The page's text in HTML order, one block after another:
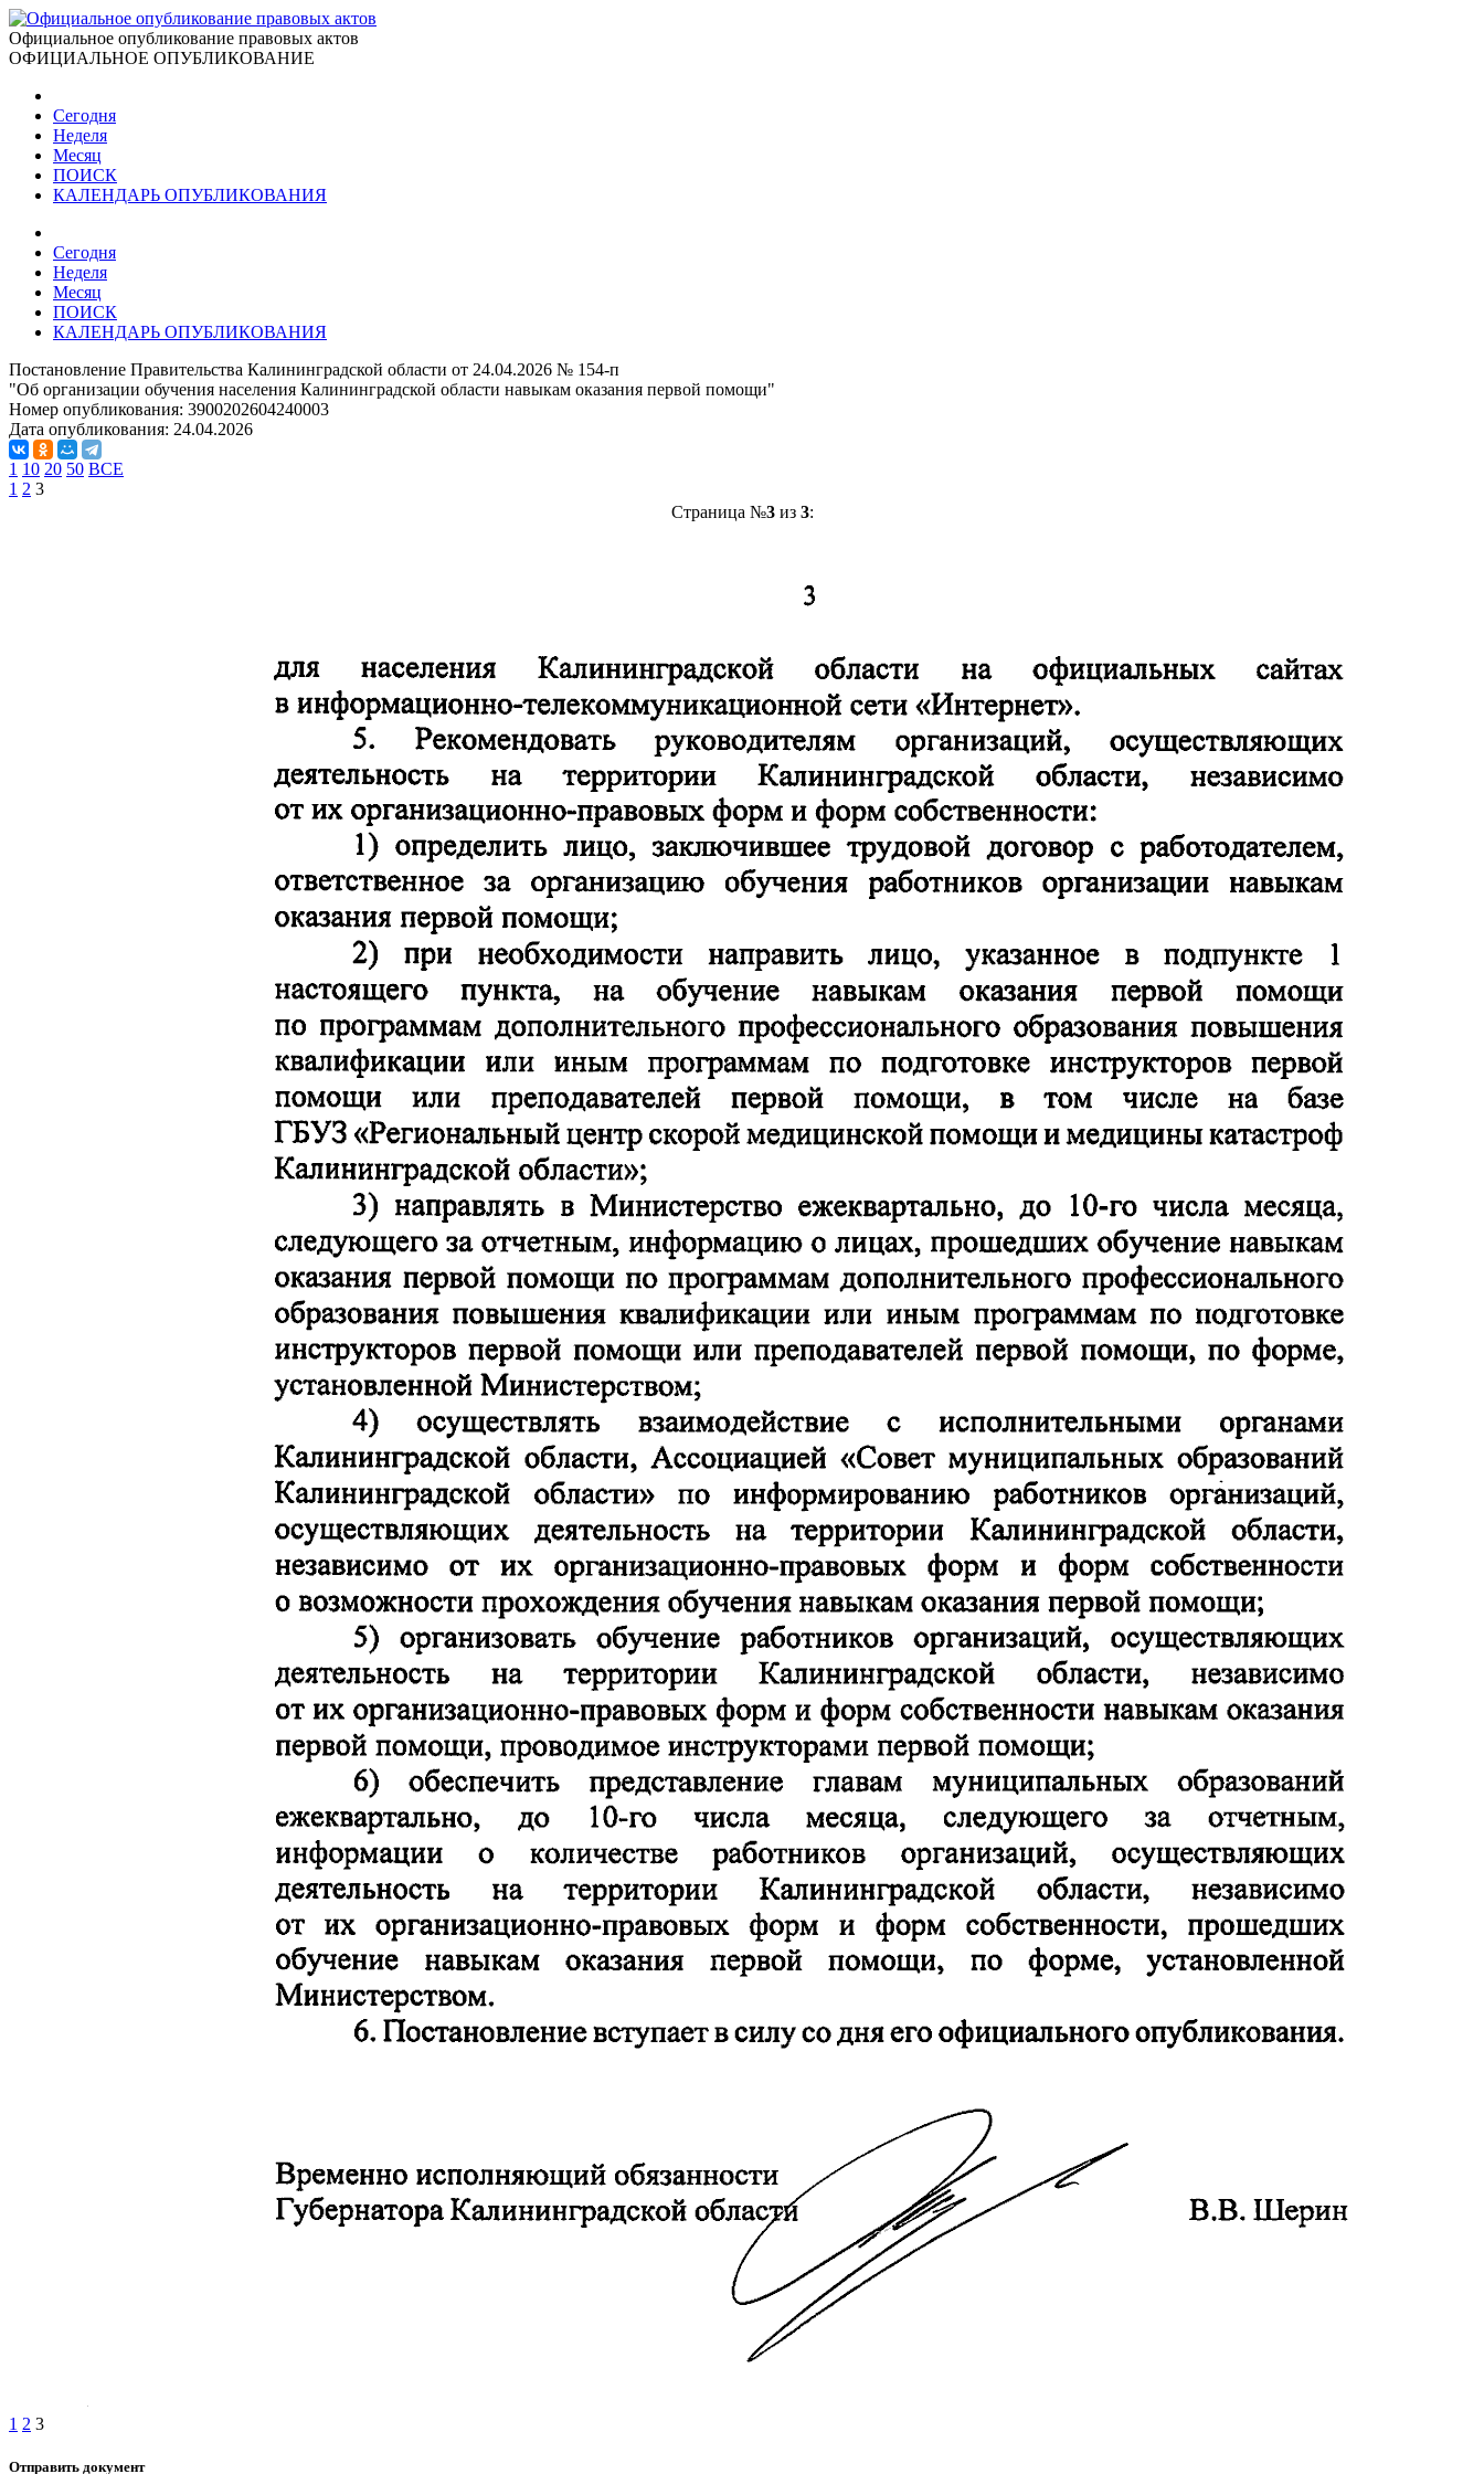
Официальное опубликование правовых актов
ОФИЦИАЛЬНОЕ ОПУБЛИКОВАНИЕ
Сегодня
Неделя
Месяц
ПОИСК
КАЛЕНДАРЬ ОПУБЛИКОВАНИЯ
Сегодня
Неделя
Месяц
ПОИСК
КАЛЕНДАРЬ ОПУБЛИКОВАНИЯ
Постановление Правительства Калининградской области от 24.04.2026 № 154-п
"Об организации обучения населения Калининградской области навыкам оказания первой помощи"
Номер опубликования: 3900202604240003
Дата опубликования: 24.04.2026
1 10 20 50 ВСЕ
1 2 3
Страница №3из 3:
1 2 3
Отправить документ